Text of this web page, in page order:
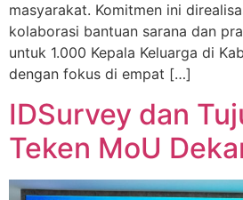
masyarakat. Komitmen ini
kolaborasi bantuan sarana dan
untuk 1.000 Kepala Keluarga di
dengan fokus di empat […]
IDSurvey dan
Teken MoU